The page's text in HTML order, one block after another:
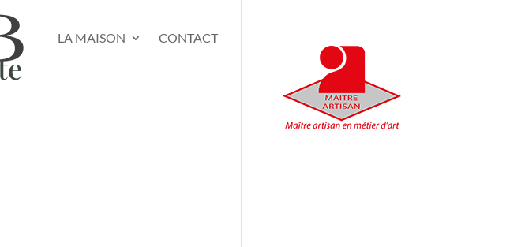
LA MAISON CONTACT